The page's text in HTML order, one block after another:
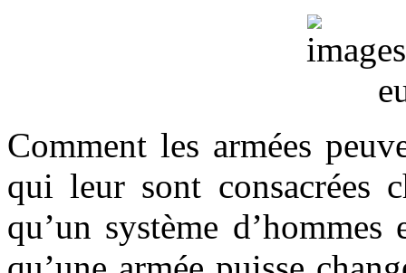
Comment les armées
qui leur sont consacrées
qu’un système